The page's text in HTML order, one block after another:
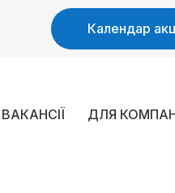
Календар
ВАКАНСІЇ ДЛЯ